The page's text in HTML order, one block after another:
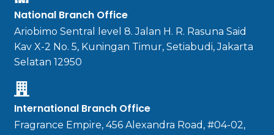
National Branch Office
Ariobimo Sentral level 8. Jalan H. R. Rasuna Said
Kav X-2 No. 5, Kuningan Timur, Setiabudi, Jakarta
Selatan 12950
International Branch Office
Fragrance Empire, 456 Alexandra Road, #04-02,